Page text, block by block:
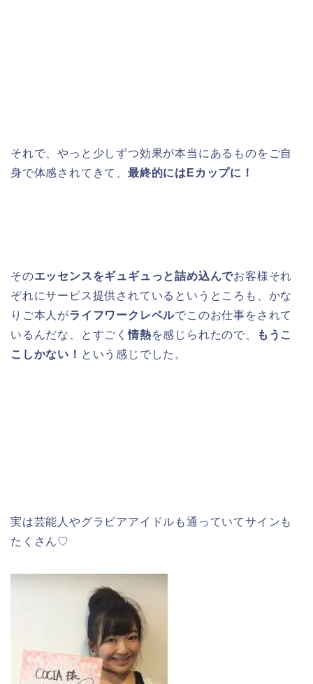
それで、やっと少しずつ効果が本当にあるものをご自
身で体感されてきて、 最終的にはEカップに！
そのエッセンスをギュギュっと詰め込んでお客様それ
ぞれにサービス提供されているというところも、かな
りご本人がライフワークレベルでこのお仕事をされて
いるんだな、とすごく情熱を感じられたので、
もうこ
こしかない！ という感じでした。
実は芸能人やグラビアアイドルも通っていてサインも
たくさん♡